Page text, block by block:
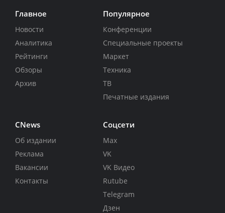
Главное
Новости
Аналитика
Рейтинги
Обзоры
Архив
Популярное
Конференции
Специальные проекты
Маркет
Техника
ТВ
Печатные издания
CNews
Об издании
Реклама
Вакансии
Контакты
Соцсети
Max
VK
VK Видео
Rutube
Telegram
Дзен